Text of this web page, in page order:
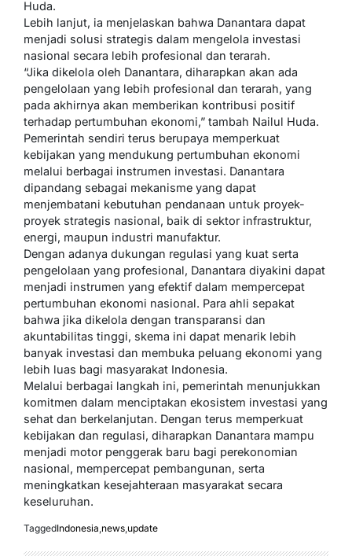
Huda.
Lebih lanjut, ia menjelaskan bahwa Danantara dapat
menjadi solusi strategis dalam mengelola investasi
nasional secara lebih profesional dan terarah.
“Jika dikelola oleh Danantara, diharapkan akan ada
pengelolaan yang lebih profesional dan terarah, yang
pada akhirnya akan memberikan kontribusi positif
terhadap pertumbuhan ekonomi,” tambah Nailul Huda.
Pemerintah sendiri terus berupaya memperkuat
kebijakan yang mendukung pertumbuhan ekonomi
melalui berbagai instrumen investasi. Danantara
dipandang sebagai mekanisme yang dapat
menjembatani kebutuhan pendanaan untuk proyek-
proyek strategis nasional, baik di sektor infrastruktur,
energi, maupun industri manufaktur.
Dengan adanya dukungan regulasi yang kuat serta
pengelolaan yang profesional, Danantara diyakini dapat
menjadi instrumen yang efektif dalam mempercepat
pertumbuhan ekonomi nasional. Para ahli sepakat
bahwa jika dikelola dengan transparansi dan
akuntabilitas tinggi, skema ini dapat menarik lebih
banyak investasi dan membuka peluang ekonomi yang
lebih luas bagi masyarakat Indonesia.
Melalui berbagai langkah ini, pemerintah menunjukkan
komitmen dalam menciptakan ekosistem investasi yang
sehat dan berkelanjutan. Dengan terus memperkuat
kebijakan dan regulasi, diharapkan Danantara mampu
menjadi motor penggerak baru bagi perekonomian
nasional, mempercepat pembangunan, serta
meningkatkan kesejahteraan masyarakat secara
keseluruhan.
TaggedIndonesia,news,update